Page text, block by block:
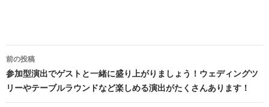
投
稿
ナ
前の投稿
参加型演出でゲストと一緒に盛り上がりましょう！ウェディングツ
リーやテーブルラウンドなど楽しめる演出がたくさんあります！